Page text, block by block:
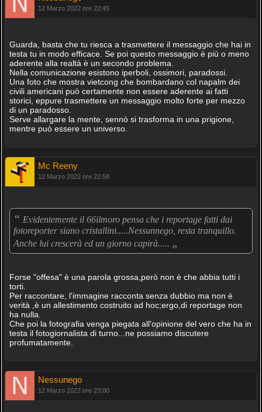
12 Marzo 2022 ore 22:45
Guarda, basta che tu riesca a trasmettere il messaggio che hai in
testa tu in modo efficace. Se poi questo messaggio è più o meno
aderente alla realtà è un secondo problema.
Nella comunicazione esistono iperboli, ossimori, paradossi.
Una foto che mostra vietcong che bombardano col napalm dei
civili americani può certamente non essere aderente ai fatti
storici, eppure trasmettere un messaggio molto forte per mezzo
di un paradosso.
Serve allargare la mente, sennò si trasforma in una prigione,
mentre può essere un universo.
Mc Reeny
12 Marzo 2022 ore 22:58
“ Evidentemente il 66ilmoro pensa che i reportage fatti dai
fotoreporter siano cristallini.....Nessunnego, resta tranquillo.
Anche lui crescerà ed un giorno capirà..... „
Forse "offesa" è una parola grossa,però non è che abbia tutti i
torti.
Per raccontare, l'immagine racconta senza dubbio ma non è
verità ,è un allestimento costruito ad hoc;ergo,di reportage non
ha nulla.
Che poi la fotografia venga piegata all'opinione del vero che ha in
testa il fotogiornalista di turno...ne possiamo discutere
profumatamente.
Nessunego
12 Marzo 2022 ore 23:00